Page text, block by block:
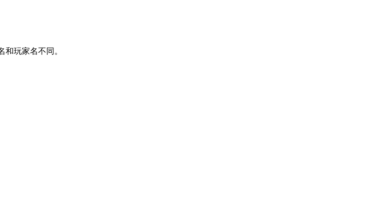
玩家名不同。